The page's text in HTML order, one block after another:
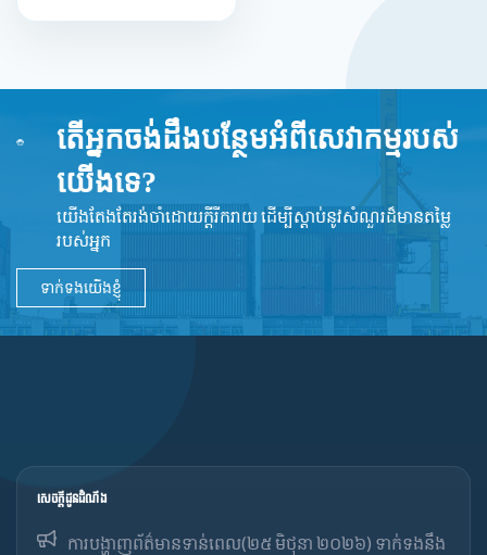
តើអ្នកចង់ដឹងបន្ថែមអំពីសេវាកម្មរបស់
យើងទេ?
យើងតែងតែរង់ចាំដោយក្ដីរីករាយ ដើម្បីស្តាប់នូវ​សំណួរដ៏​មានតម្លៃ
របស់អ្នក
ទាក់ទងយើងខ្ញុំ
សេចក្ដីជូនដំណឹង
ការបង្ហាញព័ត៌មានទាន់ពេល(២៥ មិថុនា ២០២៦) ទាក់ទងនឹង